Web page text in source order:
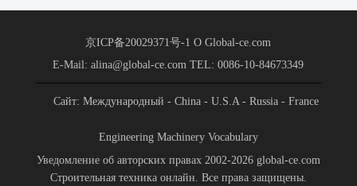
京ICP备20029371号-1 О Global-ce.com
E-Mail: alina@global-ce.com TEL: 0086-10-84673349
Сайт: Международный- China - U.S.A - Russia - France
Indonesia
Engineering Machinery Vocabulary
Уведомление об авторских правах 2002-2026 global-ce.com
Строительная техника онлайн. Все права защищены.